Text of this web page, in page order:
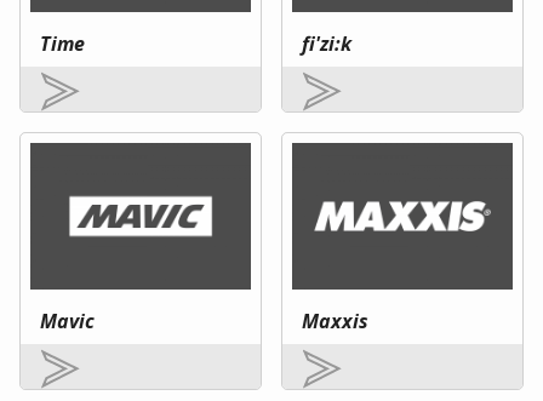
Time fi'zi:k
Mavic Maxxis